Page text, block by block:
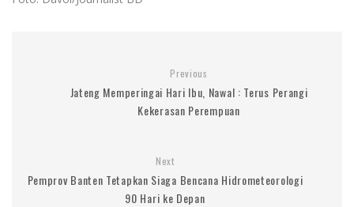
Previous
Jateng Memperingai Hari Ibu, Nawal : Terus Perangi
Kekerasan Perempuan
Next
Pemprov Banten Tetapkan Siaga Bencana Hidrometeorologi
90 Hari ke Depan